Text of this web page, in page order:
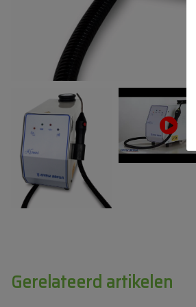
Gerelateerd artikelen